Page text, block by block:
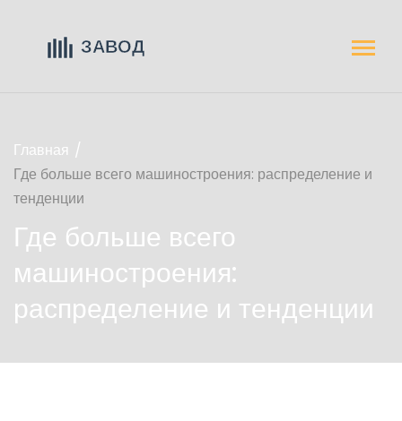
Главная
Где больше всего машиностроения: распределение и
тенденции
Где больше всего
машиностроения:
распределение и тенденции